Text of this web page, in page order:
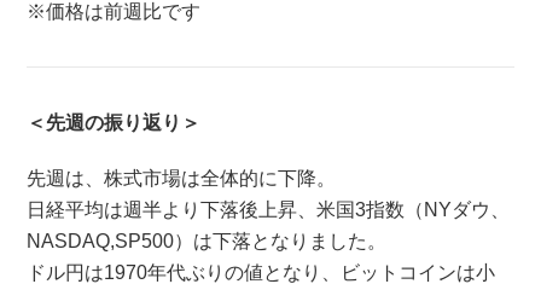
※価格は前週比です
＜先週の振り返り＞
先週は、株式市場は全体的に下降。
日経平均は週半より下落後上昇、米国3指数（NYダウ、
NASDAQ,SP500）は下落となりました。
ドル円は1970年代ぶりの値となり、ビットコインは小